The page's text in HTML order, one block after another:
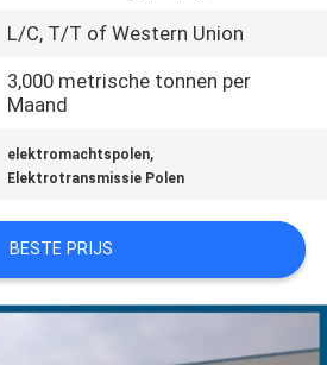
L/C, T/T of Western Union
3,000 metrische tonnen per
Maand
elektromachtspolen,
Elektrotransmissie Polen
BESTE PRIJS